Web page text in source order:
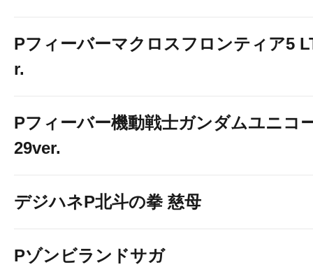
Pフィーバーマクロスフロンティア5
r.
Pフィーバー機動戦士ガンダムユニコ
29ver.
デジハネP北斗の拳 慈母
Pゾンビランドサガ